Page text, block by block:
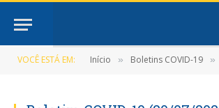
VOCÊ ESTÁ EM: Início » Boletins COVID-19 »